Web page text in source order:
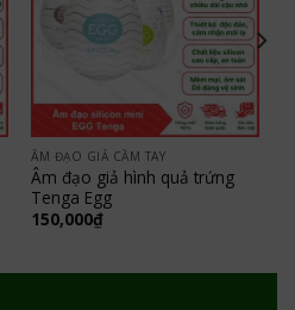
ÂM ĐẠO GIẢ CẦM TAY
Âm đạo giả hình quả trứng
Tenga Egg
150,000₫